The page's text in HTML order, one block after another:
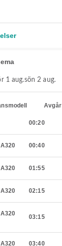
1 aug.sön 2 aug.
Avgår
00:20
00:40
01:55
02:15
03:15
03:40